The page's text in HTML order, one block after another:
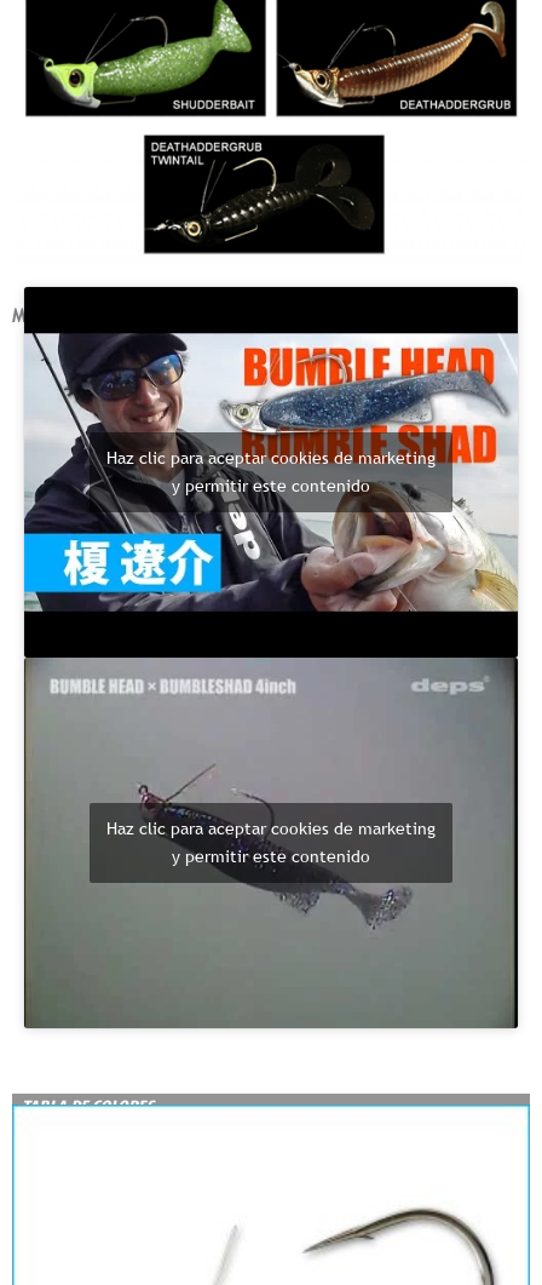
MOVIE
Haz clic para aceptar cookies de marketing
y permitir este contenido
Haz clic para aceptar cookies de marketing
y permitir este contenido